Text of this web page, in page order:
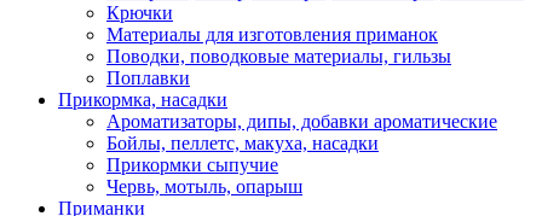
Крючки
Материалы для изготовления приманок
Поводки, поводковые материалы, гильзы
Поплавки
Прикормка, насадки
Ароматизаторы, дипы, добавки ароматические
Бойлы, пеллетс, макуха, насадки
Прикормки сыпучие
Червь, мотыль, опарыш
Приманки